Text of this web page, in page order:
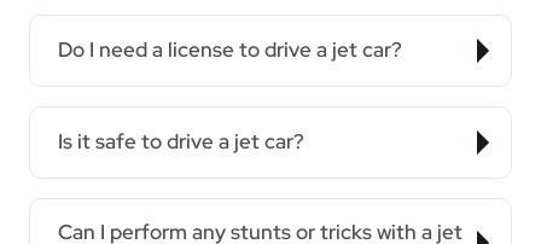
Do I need a license to drive a jet car?
Is it safe to drive a jet car?
Can I perform any stunts or tricks with a jet